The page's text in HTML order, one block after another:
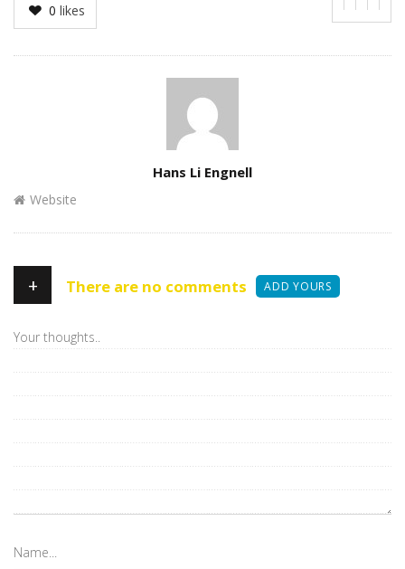
0 likes
Hans Li Engnell
Website
+ There are no comments ADD YOURS